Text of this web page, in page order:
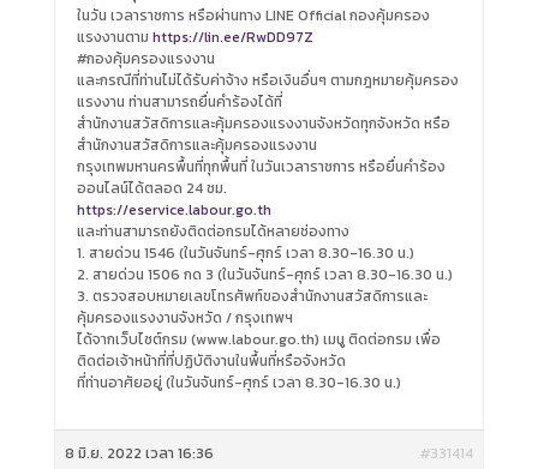
ในวัน เวลาราชการ หรือผ่านทาง LINE Official กองคุ้มครอง
แรงงานตาม https://lin.ee/RwDD97Z
#กองคุ้มครองแรงงาน
และกรณีที่ท่านไม่ได้รับค่าจ้าง หรือเงินอื่นๆ ตามกฎหมายคุ้มครอง
แรงงาน ท่านสามารถยื่นคำร้องได้ที่
สำนักงานสวัสดิการและคุ้มครองแรงงานจังหวัดทุกจังหวัด หรือ
สำนักงานสวัสดิการและคุ้มครองแรงงาน
กรุงเทพมหานครพื้นที่ทุกพื้นที่ ในวันเวลาราชการ หรือยื่นคำร้อง
ออนไลน์ได้ตลอด 24 ชม.
https://eservice.labour.go.th
และท่านสามารถยังติดต่อกรมได้หลายช่องทาง
1. สายด่วน 1546 (ในวันจันทร์-ศุกร์ เวลา 8.30-16.30 น.)
2. สายด่วน 1506 กด 3 (ในวันจันทร์-ศุกร์ เวลา 8.30-16.30 น.)
3. ตรวจสอบหมายเลขโทรศัพท์ของสำนักงานสวัสดิการและ
คุ้มครองแรงงานจังหวัด / กรุงเทพฯ
ได้จากเว็บไซต์กรม (www.labour.go.th) เมนู ติดต่อกรม เพื่อ
ติดต่อเจ้าหน้าที่ที่ปฏิบัติงานในพื้นที่หรือจังหวัด
ที่ท่านอาศัยอยู่ (ในวันจันทร์-ศุกร์ เวลา 8.30-16.30 น.)
8 มิ.ย. 2022 เวลา 16:36
#331414